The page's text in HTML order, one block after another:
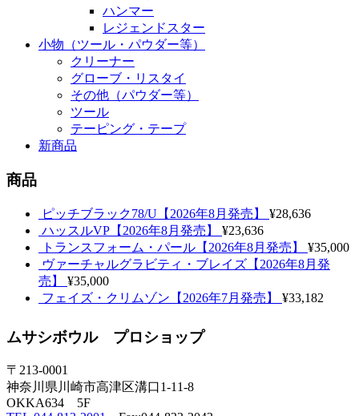
ハンマー
レジェンドスター
小物（ツール・パウダー等）
クリーナー
グローブ・リスタイ
その他（パウダー等）
ツール
テーピング・テープ
新商品
商品
ピッチブラック78/U【2026年8月発売】
¥28,636
ハッスルVP【2026年8月発売】
¥23,636
トランスフォーム・パール【2026年8月発売】
¥35,000
ヴァーチャルグラビティ・ブレイズ【2026年8月発
売】
¥35,000
フェイズ・クリムゾン【2026年7月発売】
¥33,182
ムサシボウル プロショップ
〒213-0001
神奈川県川崎市高津区溝口1-11-8
OKKA634 5F